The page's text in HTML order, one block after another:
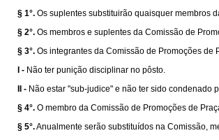
§ 1°. Os suplentes substituirão quaisquer membros
§ 2°. Os membros e suplentes da Comissão de
§ 3°. Os integrantes da Comissão de Promoções
I - Não ter punição disciplinar no pôsto.
II - Não estar "sub-judice" e não ter sido condenado
§ 4°. O membro da Comissão de Promoções de
§ 5°.Anualmente serão substituídos na Comissão,